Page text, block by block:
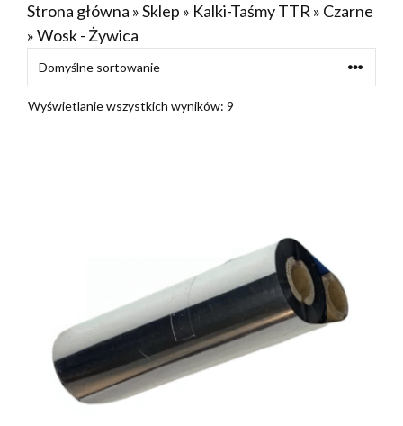
Strona główna »Sklep » Kalki-Taśmy TTR » Czarne
»Wosk - Żywica
Wyświetlanie wszystkich wyników: 9